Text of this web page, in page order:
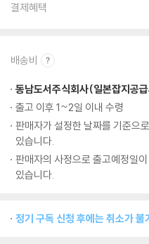
결제혜택
배송비
동남도서주식회사(일본잡지공
출고 이후 1~2일 이내 수령
판매자가 설정한 날짜를 기준으
있습니다.
판매자의 사정으로 출고예정일
있습니다.
정기 구독 신청 후에는 취소가 불